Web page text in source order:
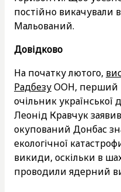
постійно викачували
Мальований.
Довідково
На початку лютого,
РадбезуООН, перший
очільник української
Леонід Кравчук
окупований Донбас
екологічної
викиди, оскільки в
проводили ядерний